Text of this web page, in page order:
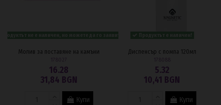
Молив за поставяне на камъни
16.28
31,84 BGN
Купи
Диспенсър с помпа 120мл
5.32
10,41 BGN
Купи